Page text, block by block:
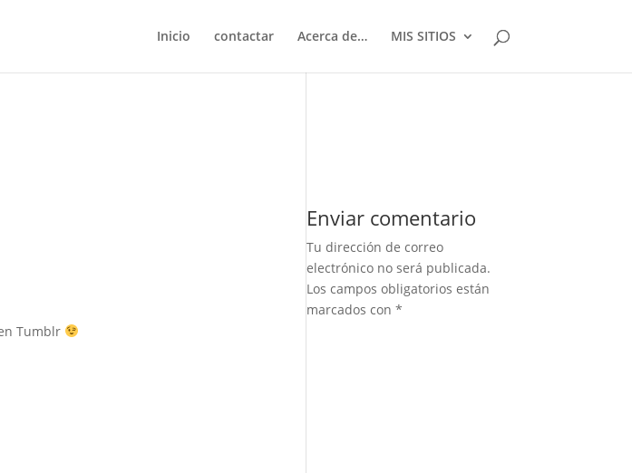
Inicio contactar Acerca de… MIS SITIOS
Tumblr
Enviar comentario
Tu dirección de correo
electrónico no será publicada.
Los campos obligatorios están
marcados con*